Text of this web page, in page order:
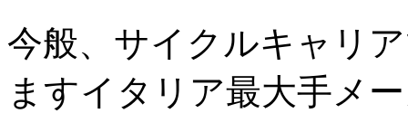
今般、サイクルキャリ
ますイタリア最大手メ